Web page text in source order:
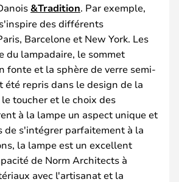
&Tradition. Par exemple,
des différents
Barcelone et New York. Les
du lampadaire, le sommet
fonte et la sphère de verre semi-
été repris dans le design de la
toucher et le choix des
à la lampe un aspect unique et
de s'intégrer parfaitement à la
la lampe est un excellent
de Norm Architects à
avec l'artisanat et la